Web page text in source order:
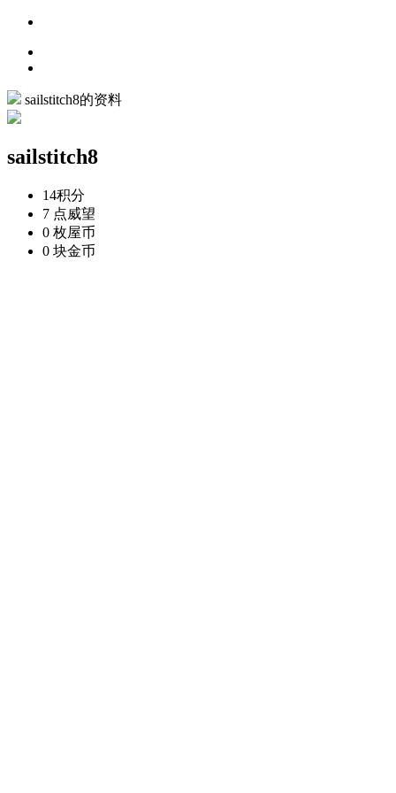
sailstitch8的资料
sailstitch8
14积分
7 点威望
0 枚屋币
0 块金币